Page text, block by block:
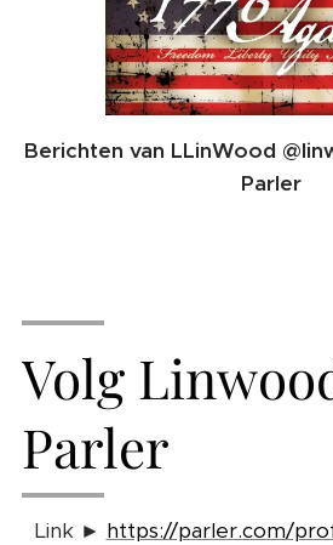
Berichten van LLinWood
Parler
Volg
Parler
Link ► https://parler.com/